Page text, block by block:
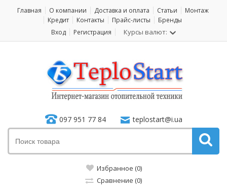
Главная О компании Доставка и оплата Статьи
Монтаж
Кредит
Контакты Прайс-листы
Бренды
Вход
Регистрация Курсы валют:
097 951 77 84 teplostart@i.ua
Избранное (0)
Сравнение (0)